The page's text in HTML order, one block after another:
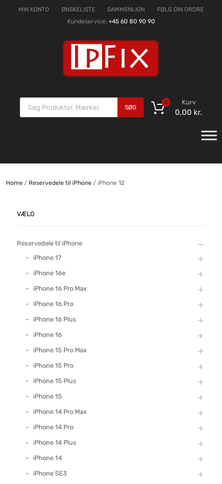
MIN KONTO ØNSKELISTE SAMMENLIGN
FØLG DIN ORDRE
Kundeservice: +45 60 80 90 90
SØG
Kurv
0,00 kr.
0
Home/ Reservedele til iPhone/ iPhone 12
VÆLG
Reservedele til iPhone
iPhone 17
iPhone 16e
iPhone 16 Pro Max
iPhone 16 Pro
iPhone 16 Plus
iPhone 16
iPhone 15 Pro Max
iPhone 15 Pro
iPhone 15 Plus
iPhone 15
iPhone 14 Pro Max
iPhone 14 Pro
iPhone 14 Plus
iPhone 14
iPhone SE3